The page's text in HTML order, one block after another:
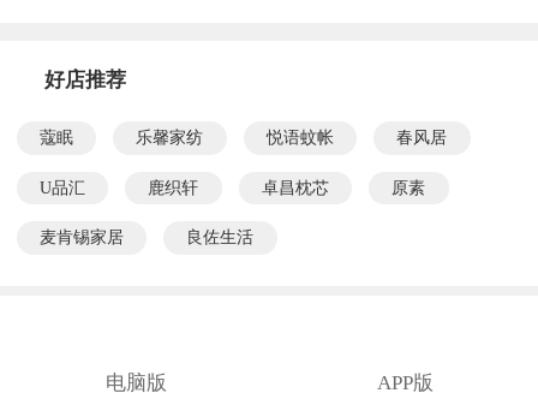
好店推荐
蔻眠 乐馨家纺 悦语蚊帐 春风居
U品汇 鹿织轩 卓昌枕芯 原素
麦肯锡家居 良佐生活
电脑版 APP版